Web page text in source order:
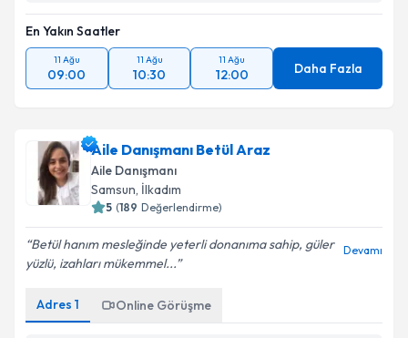
En Yakın Saatler
11 Ağu
09:00
11 Ağu
10:30
11 Ağu
12:00 Daha Fazla
Aile Danışmanı Betül Araz
Aile Danışmanı
Samsun, İlkadım
5 (189 Değerlendirme)
Betül hanım mesleğinde yeterli donanıma sahip, güler
yüzlü, izahları mükemmel...
Devamı
Adres 1 Online Görüşme